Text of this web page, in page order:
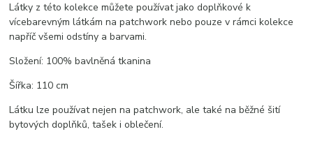
Látky z této kolekce můžete používat jako doplňkové k
vícebarevným látkám na patchwork nebo pouze v rámci kolekce
napříč všemi odstíny a barvami.
Složení: 100% bavlněná tkanina
Šířka: 110 cm
Látku lze používat nejen na patchwork, ale také na běžné šití
bytových doplňků, tašek i oblečení.